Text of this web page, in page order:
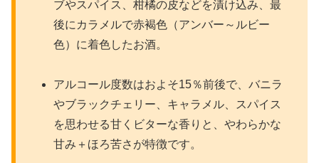
ブやスパイス、柑橘の皮などを漬け込み、最
後にカラメルで赤褐色（アンバー～ルビー
色）に着色したお酒。​
アルコール度数はおよそ15％前後で、バニラ
やブラックチェリー、キャラメル、スパイス
を思わせる甘くビターな香りと、やわらかな
甘み＋ほろ苦さが特徴です。​